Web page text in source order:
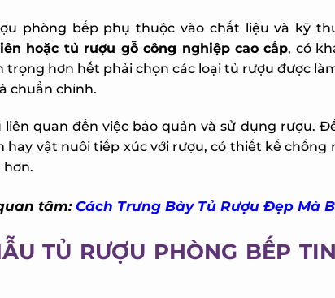
phòng bếp phụ thuộc vào chất liệu và kỹ
hoặc tủ rượu gỗ công nghiệp cao cấp, có
trọng hơn hết phải chọn các loại tủ rượu được
chuẩn chỉnh.
quan đến việc bảo quản và sử dụng rượu.
hay vật nuôi tiếp xúc với rượu, có thiết kế chống
tâm:Cách Trưng Bày Tủ Rượu Đẹp Mà
TỦ RƯỢU PHÒNG BẾP